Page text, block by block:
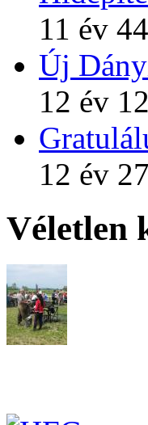
11 év
Új
12 év
12 év
Véletlen